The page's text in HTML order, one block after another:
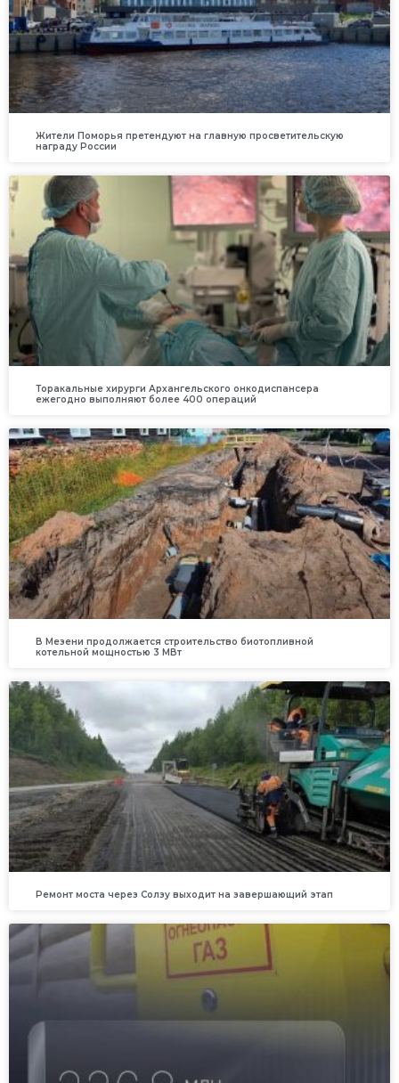
Жители Поморья претендуют на главную просветительскую
награду России
Торакальные хирурги Архангельского онкодиспансера
ежегодно выполняют более 400 операций
В Мезени продолжается строительство биотопливной
котельной мощностью 3 МВт
Ремонт моста через Солзу выходит на завершающий этап